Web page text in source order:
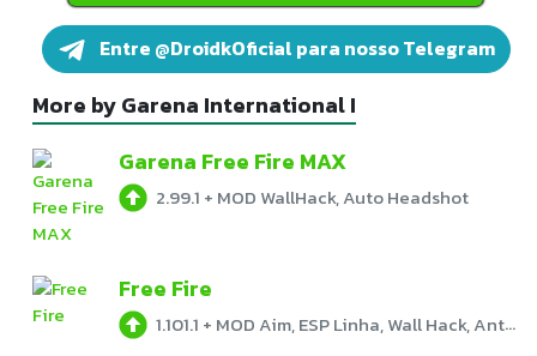
Entre @DroidkOficial para nosso Telegram
More by Garena International I
Garena Free Fire MAX
2.99.1 + MOD WallHack, Auto Headshot
Free Fire
1.101.1 + MOD Aim, ESP Linha, Wall Hack, Antiban